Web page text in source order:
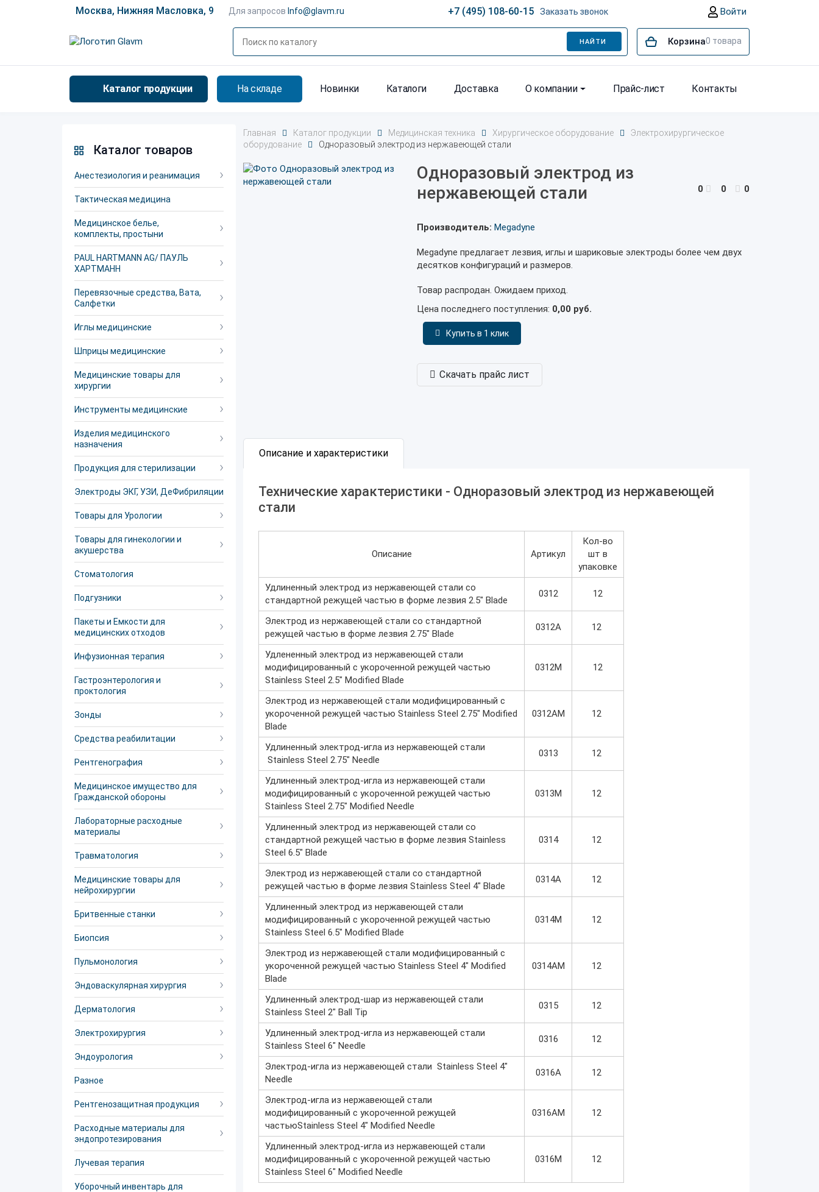
Москва, Нижняя Масловка, 9 Для запросов Info@glavm.ru +7 (495) 108-60-15 Заказать звонок Войти
НАЙТИ Корзина0 товара
Каталог продукции На складе Новинки Каталоги Доставка О компании Прайс-лист Контакты
Каталог товаров
Анестезиология и реанимация
Тактическая медицина
Медицинское белье,
комплекты, простыни
PAUL HARTMANN AG/ ПАУЛЬ
ХАРТМАНН
Перевязочные средства, Вата,
Салфетки
Иглы медицинские
Шприцы медицинские
Медицинские товары для
хирургии
Инструменты медицинские
Изделия медицинского
назначения
Продукция для стерилизации
Электроды ЭКГ, УЗИ, ДеФибриляции
Товары для Урологии
Товары для гинекологии и
акушерства
Стоматология
Подгузники
Пакеты и Емкости для
медицинских отходов
Инфузионная терапия
Гастроэнтерология и
проктология
Зонды
Средства реабилитации
Рентгенография
Медицинское имущество для
Гражданской обороны
Лабораторные расходные
материалы
Травматология
Медицинские товары для
нейрохирургии
Бритвенные станки
Биопсия
Пульмонология
Эндоваскулярная хирургия
Дерматология
Электрохирургия
Эндоурология
Разное
Рентгенозащитная продукция
Расходные материалы для
эндопротезирования
Лучевая терапия
Уборочный инвентарь для
Главная Каталог продукции Медицинская техника Хирургическое оборудование
Электрохирургическое
оборудование
Одноразовый электрод из нержавеющей стали
Одноразовый электрод из
нержавеющей стали
0 0 0
Производитель: Megadyne
Megadyne предлагает лезвия, иглы и шариковые электроды более чем двух
десятков конфигураций и размеров.
Товар распродан. Ожидаем приход.
Цена последнего поступления: 0,00 руб.
Купить в 1 клик
Скачать прайс лист
Описание и характеристики
Технические характеристики - Одноразовый электрод из нержавеющей
стали
Описание Артикул
Кол-во
шт в
упаковке
Удлиненный электрод из нержавеющей стали со
стандартной режущей частью в форме лезвия 2.5" Blade
0312 12
Электрод из нержавеющей стали со стандартной
режущей частью в форме лезвия 2.75" Blade
0312A 12
Удлененный электрод из нержавеющей стали
модифицированный с укороченной режущей частью
Stainless Steel 2.5" Modified Blade
0312M 12
Электрод из нержавеющей стали модифицированный с
укороченной режущей частью Stainless Steel 2.75" Modified
Blade
0312AM 12
Удлиненный электрод-игла из нержавеющей стали
Stainless Steel 2.75" Needle
0313 12
Удлиненный электрод-игла из нержавеющей стали
модифицированный с укороченной режущей частью
Stainless Steel 2.75" Modified Needle
0313M 12
Удлиненный электрод из нержавеющей стали со
стандартной режущей частью в форме лезвия Stainless
Steel 6.5" Blade
0314 12
Электрод из нержавеющей стали со стандартной
режущей частью в форме лезвия Stainless Steel 4" Blade
0314A 12
Удлиненный электрод из нержавеющей стали
модифицированный с укороченной режущей частью
Stainless Steel 6.5" Modified Blade
0314M 12
Электрод из нержавеющей стали модифицированный с
укороченной режущей частью Stainless Steel 4" Modified
Blade
0314AM 12
Удлиненный электрод-шар из нержавеющей стали
Stainless Steel 2" Ball Tip
0315 12
Удлиненный электрод-игла из нержавеющей стали
Stainless Steel 6" Needle
0316 12
Электрод-игла из нержавеющей стали Stainless Steel 4"
Needle
0316A 12
Электрод-игла из нержавеющей стали
модифицированный с укороченной режущей
частьюStainless Steel 4" Modified Needle
0316AM 12
Удлиненный электрод-игла из нержавеющей стали
модифицированный с укороченной режущей частью
Stainless Steel 6" Modified Needle
0316M 12